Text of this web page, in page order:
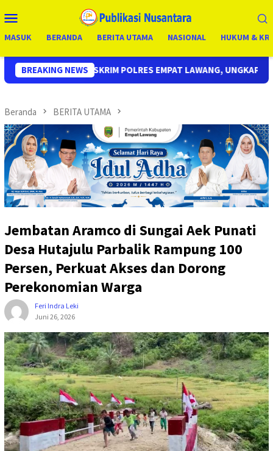
ke
Mobile
MASUK BERANDA BERITA UTAMA NASIONAL HUKUM &
BREAKING NEWS
EMPAT LAWANG, UNGKAP KASUS CURAS SPBU KURANG
Beranda BERITA UTAMA
Jembatan Aramco di Sungai Aek Punati
Desa Hutajulu Parbalik Rampung 100
Persen, Perkuat Akses dan Dorong
Perekonomian Warga
Feri Indra Leki
Juni 26, 2026